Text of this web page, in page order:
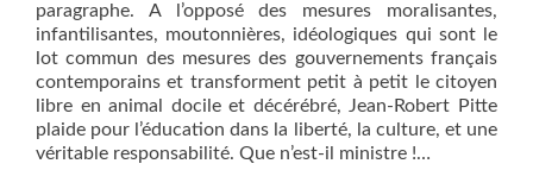
paragraphe. A l’opposé des mesures moralisantes,
infantilisantes, moutonnières, idéologiques qui sont le
lot commun des mesures des gouvernements français
contemporains et transforment petit à petit le citoyen
libre en animal docile et décérébré, Jean-Robert Pitte
plaide pour l’éducation dans la liberté, la culture, et une
véritable responsabilité. Que n’est-il ministre !…